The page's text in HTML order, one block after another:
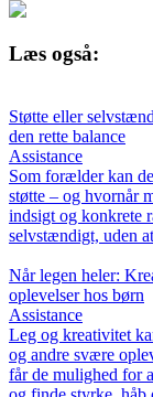
Læs også:
Støtte eller
den rette balance
Assistance
Som forælder kan
støtte – og hvornår
indsigt og konkrete
selvstændigt, uden
Når legen heler:
oplevelser hos børn
Assistance
Leg og kreativitet
og andre svære
får de mulighed for